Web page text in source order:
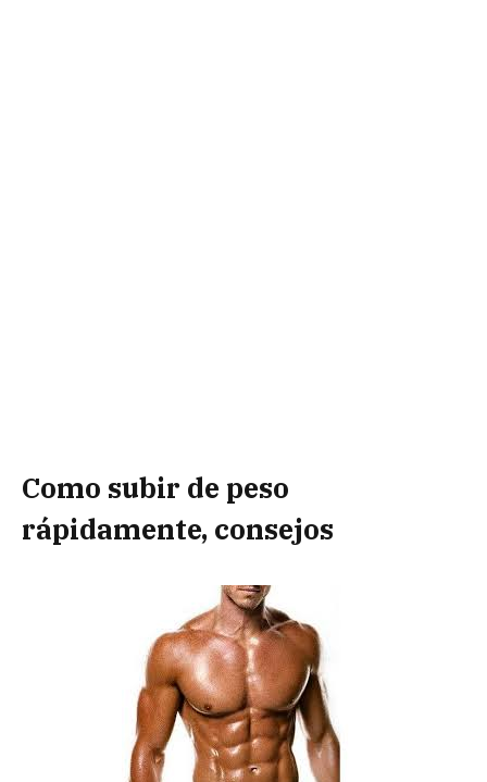
Como subir de peso
rápidamente, consejos